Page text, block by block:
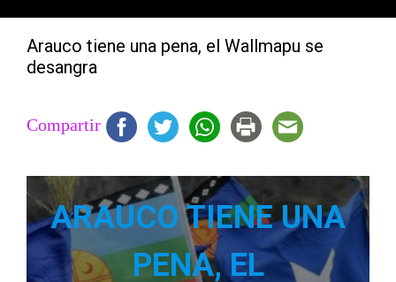
Arauco tiene una pena, el Wallmapu se
desangra
Compartir
ARAUCO TIENE UNA
PENA, EL